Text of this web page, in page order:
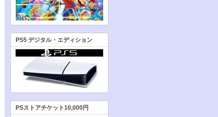
PS5 デジタル・エディション
PSストアチケット10,000円